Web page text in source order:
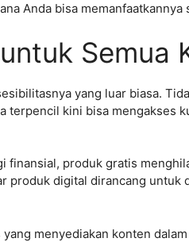
Anda bisa memanfaatkannya
Semua
yang luar biasa.
terpencil kini bisa mengakses
produk gratis
produk digital dirancang
menyediakan konten